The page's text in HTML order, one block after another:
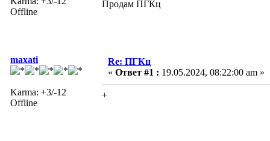
Offline
Продам ПГКц
maxati
Karma: +3/-12
Offline
Re: ПГКц
« Ответ #1 : 19.05.2024, 08:22:00 am »
+